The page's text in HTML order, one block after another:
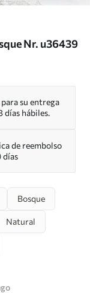
Nr. u36439
su entrega
días hábiles.
de reembolso
días
Bosque
Natural